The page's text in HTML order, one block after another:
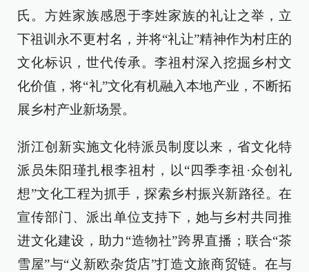
氏。方姓家族感恩于李姓家族的礼让之举，立
下祖训永不更村名，并将“礼让”精神作为村庄的
文化标识，世代传承。李祖村深入挖掘乡村文
化价值，将“礼”文化有机融入本地产业，不断拓
展乡村产业新场景。
浙江创新实施文化特派员制度以来，省文化特
派员朱阳瑾扎根李祖村，以“四季李祖·众创礼
想”文化工程为抓手，探索乡村振兴新路径。在
宣传部门、派出单位支持下，她与乡村共同推
进文化建设，助力“造物社”跨界直播；联合“茶
雪屋”与“义新欧杂货店”打造文旅商贸链。在与